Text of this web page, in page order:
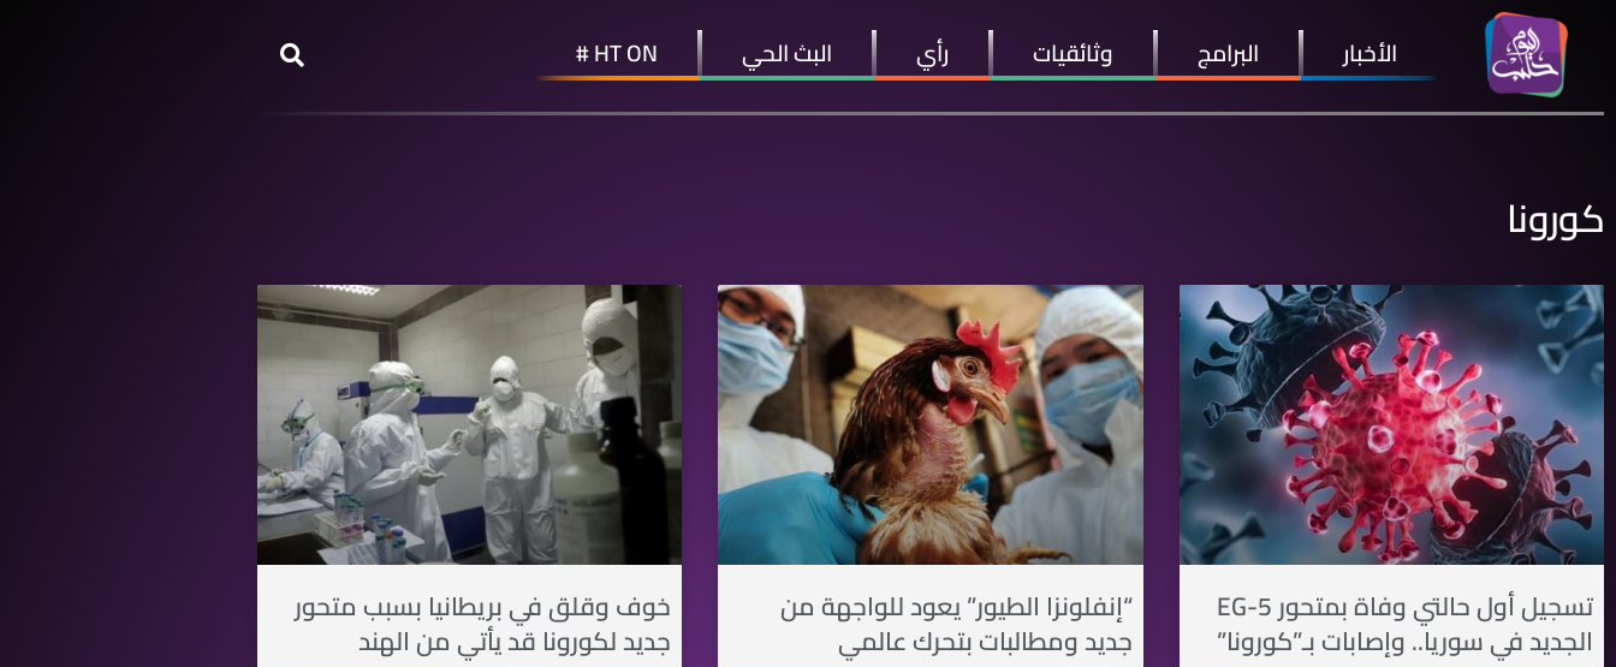
الأخبار البرامج وثائقيات رأي البث الحي HT ON #
كورونا
تسجيل أول حالتي وفاة بمتحور EG-5
الجديد في سوريا.. وإصابات بـ”كورونا”
“إنفلونزا الطيور” يعود للواجهة من
جديد ومطالبات بتحرك عالمي
خوف وقلق في بريطانيا بسبب متحور
جديد لكورونا قد يأتي من الهند